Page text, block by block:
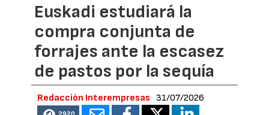
Euskadi estudiará la
compra conjunta de
forrajes ante la escasez
de pastos por la sequía
Redacción Interempresas 31/07/2026